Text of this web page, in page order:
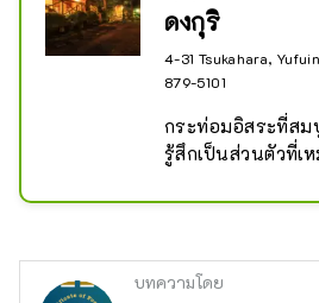
ดงกุริ
4-31 Tsukahara,
879-5101
กระท่อมอิสระที่ส
รู้สึกเป็นส่วนตัวที่เ
ค็อทเทจทั้งห้าหลัง
Fi ฟรี และชานไม้
ให้คุณได้ใช้เวลาอย่
บทความโดย